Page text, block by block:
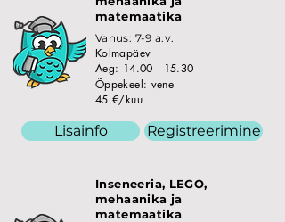
matemaatika
Vanus: 7-9 a.v.
Kolmapäev
Aeg: 14.00 - 15.30
Õppekeel: vene
45 €/kuu
Lisainfo Registreerimine
Inseneeria, LEGO,
mehaanika ja
matemaatika